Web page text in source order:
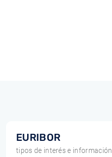
EURIBOR
tipos de interés e información